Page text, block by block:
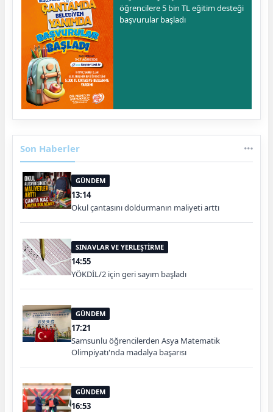
öğrencilere 5 bin TL eğitim desteği
başvurular başladı
Son Haberler
GÜNDEM
13:14
Okul çantasını doldurmanın maliyeti arttı
SINAVLAR VE YERLEŞTİRME
14:55
YÖKDİL/2 için geri sayım başladı
GÜNDEM
17:21
Samsunlu öğrencilerden Asya Matematik
Olimpiyatı'nda madalya başarısı
GÜNDEM
16:53